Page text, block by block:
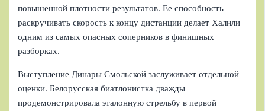
повышенной плотности результатов. Ее способность
раскручивать скорость к концу дистанции делает Халили
одним из самых опасных соперников в финишных
разборках.
Выступление Динары Смольской заслуживает отдельной
оценки. Белорусская биатлонистка дважды
продемонстрировала эталонную стрельбу в первой